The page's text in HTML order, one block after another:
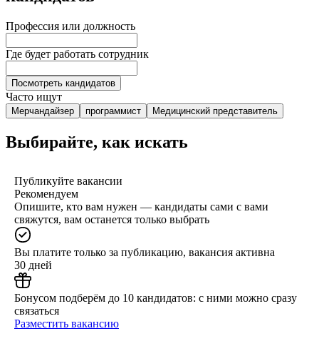
Профессия или должность
Где будет работать сотрудник
Посмотреть кандидатов
Часто ищут
Мерчандайзер программист Медицинский представитель
Выбирайте, как искать
Публикуйте вакансии
Рекомендуем
Опишите, кто вам нужен — кандидаты сами с вами
свяжутся, вам останется только выбрать
Вы платите только за публикацию, вакансия активна
30 дней
Бонусом подберём до 10 кандидатов: с ними можно сразу
связаться
Разместить вакансию